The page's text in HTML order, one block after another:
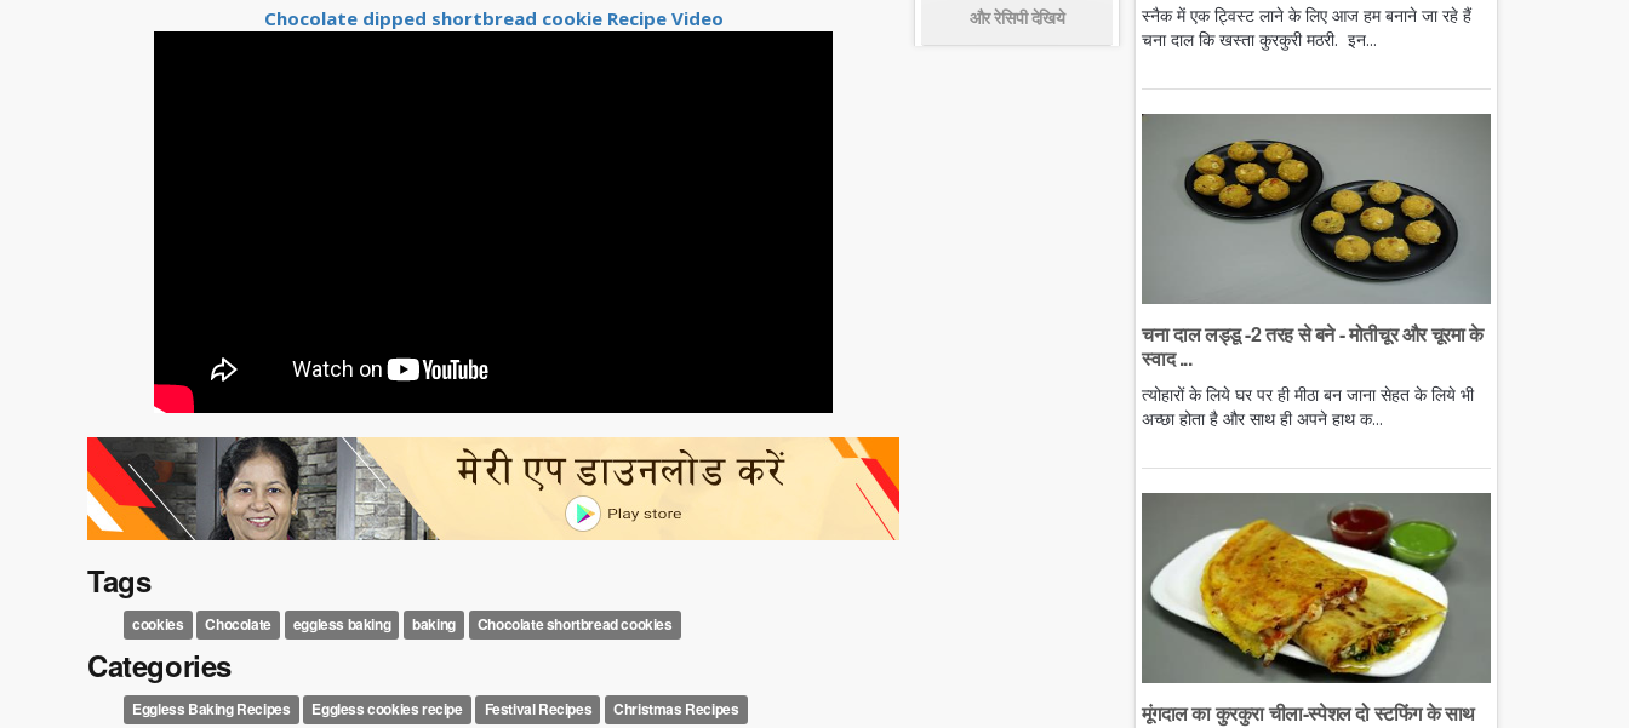
Chocolate dipped shortbread cookie Recipe Video
Tags
cookies Chocolate eggless baking baking Chocolate shortbread cookies
Categories
Eggless Baking Recipes Eggless cookies recipe Festival Recipes Christmas Recipes
और रेसिपी देखिये
स्नैक में एक ट्विस्ट लाने के लिए आज हम बनाने जा रहे हैं
चना दाल कि खस्ता कुरकुरी मठरी. इन...
चना दाल लड्डू -2 तरह से बने - मोतीचूर और चूरमा के
स्वाद ...
त्योहारों के लिये घर पर ही मीठा बन जाना सेहत के लिये भी
अच्छा होता है और साथ ही अपने हाथ क...
मूंगदाल का कुरकुरा चीला-स्पेशल दो स्टफिंग के साथ